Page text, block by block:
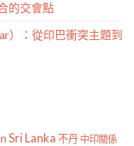
的交會點
）：從印巴衝突主題到
Sri Lanka 不丹 中印關係